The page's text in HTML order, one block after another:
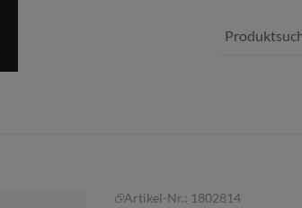
Artikel-Nr.: 1802814